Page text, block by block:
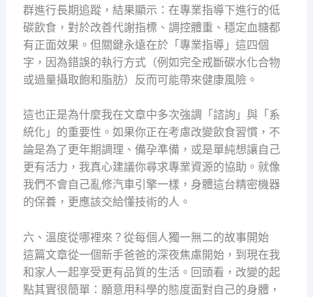
群進行長期追蹤，結果顯示：在專業指導下進行的低
碳飲食，對於改善代謝指標、調控體重、穩定血糖都
有正面效果。但關鍵永遠在於「專業指導」這四個
字，因為錯誤的執行方式（例如完全戒斷碳水化合物
或過量攝取飽和脂肪）反而可能帶來健康風險。
這也正是為什麼我在文章中多次強調「諮詢」與「系
統化」的重要性。如果你正在考慮改變飲食習慣，不
論是為了更年期調理、備孕準備，或是單純想讓自己
更有活力，我真心建議你尋求專業資源的協助。就像
我們不會自己亂修汽車引擎一樣，身體這台精密機器
的保養，更應該交給懂技術的人。
六、溫度從哪裡來？從每個人獨一無二的故事開始
這篇文章從一個新手爸爸的深夜焦慮開始，到現在我
和家人一起享受更有品質的生活。回頭看，改變的起
點其實很簡單：願意用科學的態度面對自己的身體，